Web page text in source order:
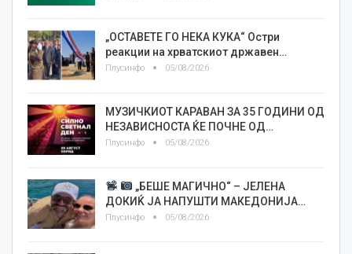
„ОСТАВЕТЕ ГО НЕКА КУКА“ Остри
реакции на хрватскиот државен…
Плусинфо 05/08/2026
МУЗИЧКИОТ КАРАВАН ЗА 35 ГОДИНИ ОД
НЕЗАВИСНОСТА ЌЕ ПОЧНЕ ОД…
Плусинфо 05/08/2026
„БЕШЕ МАГИЧНО“ – ЈЕЛЕНА
ДОКИЌ ЈА НАПУШТИ МАКЕДОНИЈА…
Плусинфо 05/08/2026